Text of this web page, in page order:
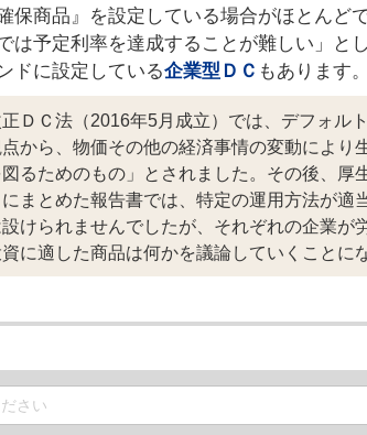
保商品』を設定している場合がほとんど
は予定利率を達成することが難しい」と
ドに設定している企業型ＤＣ もあります。
ＤＣ法（2016年5月成立）では、デフォル
から、物価その他の経済事情の変動により
図るためのもの」とされました。その後、厚
にまとめた報告書では、特定の運用方法が適
けられませんでしたが、それぞれの企業が
に適した商品は何かを議論していくことに